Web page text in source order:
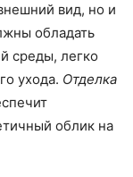
вид, но и
обладать
среды, легко
ухода. Отделка
облик на